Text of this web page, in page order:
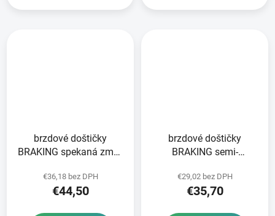
brzdové doštičky
BRAKING spekaná zmes
€36,18 bez DPH
€44,50
brzdové doštičky
BRAKING semi-
ks v balení
€29,02 bez DPH
€35,70